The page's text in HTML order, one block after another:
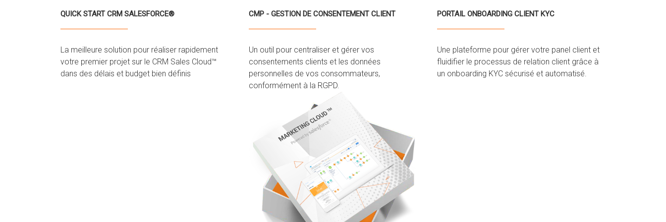
QUICK START CRM SALESFORCE®
La meilleure solution pour réaliser rapidement
votre premier projet sur le CRM Sales Cloud™
dans des délais et budget bien définis
CMP - GESTION DE CONSENTEMENT CLIENT
Un outil pour centraliser et gérer vos
consentements clients et les données
personnelles de vos consommateurs,
conformément à la RGPD.
PORTAIL ONBOARDING CLIENT KYC
Une plateforme pour gérer votre panel client et
fluidifier le processus de relation client grâce à
un onboarding KYC sécurisé et automatisé.